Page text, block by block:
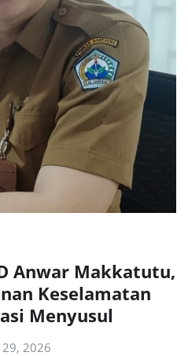
Anwar Makkatutu,
Keselamatan
Menyusul
29, 2026